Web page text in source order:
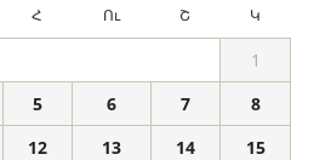
Հ Ու Շ Կ
1
5 6 7
8
12 13 14
15